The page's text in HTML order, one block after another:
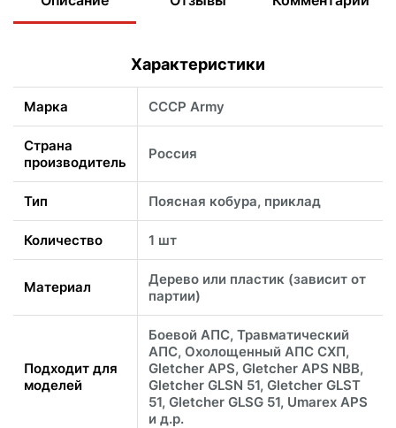
Характеристики
Марка CCCP Army
Страна
производитель
Россия
Тип Поясная кобура, приклад
Количество 1 шт
Материал
Дерево или пластик (зависит от
партии)
Подходит для
моделей
Боевой АПС, Травматический
АПС, Охолощенный АПС СХП,
Gletcher APS, Gletcher APS NBB,
Gletcher GLSN 51, Gletcher GLST
51, Gletcher GLSG 51, Umarex APS
и д.р.